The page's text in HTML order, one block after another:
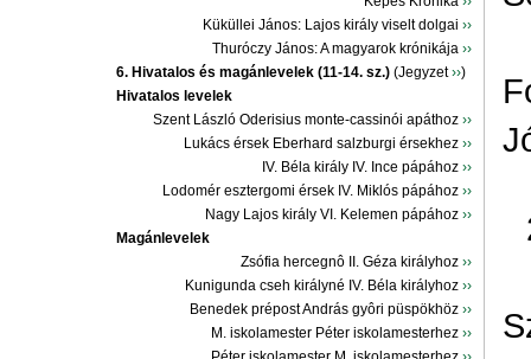
Küküllei János: Lajos király viselt dolgai ››
Thuróczy János: A magyarok krónikája ››
6. Hivatalos és magánlevelek (11-14. sz.) (Jegyzet››)
Hivatalos levelek
Szent László Oderisius monte-cassinói apáthoz ››
Lukács érsek Eberhard salzburgi érsekhez ››
IV. Béla király IV. Ince pápához ››
Lodomér esztergomi érsek IV. Miklós pápához ››
Nagy Lajos király VI. Kelemen pápához ››
Magánlevelek
Zsófia hercegnô II. Géza királyhoz ››
Kunigunda cseh királyné IV. Béla királyhoz ››
Benedek prépost András gyôri püspökhöz ››
M. iskolamester Péter iskolamesterhez ››